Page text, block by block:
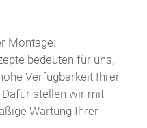
Montage:
bedeuten für uns,
Verfügbarkeit Ihrer
stellen wir mit
Wartung Ihrer